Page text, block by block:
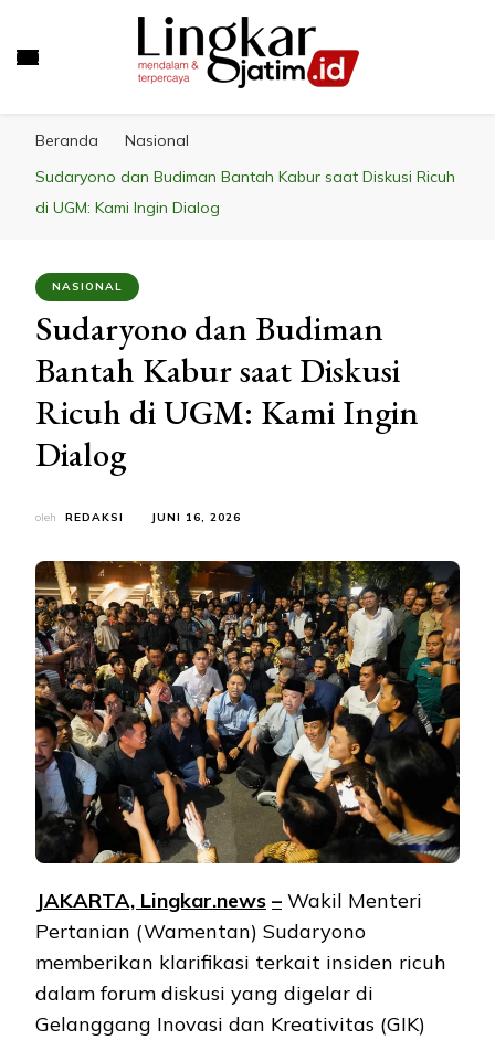
Beranda
Nasional
Sudaryono dan Budiman Bantah Kabur saat Diskusi Ricuh
di UGM: Kami Ingin Dialog
NASIONAL
Sudaryono dan Budiman
Bantah Kabur saat Diskusi
Ricuh di UGM: Kami Ingin
Dialog
oleh REDAKSI JUNI 16, 2026
JAKARTA, Lingkar.news – Wakil Menteri
Pertanian (Wamentan) Sudaryono
memberikan klarifikasi terkait insiden ricuh
dalam forum diskusi yang digelar di
Gelanggang Inovasi dan Kreativitas (GIK)